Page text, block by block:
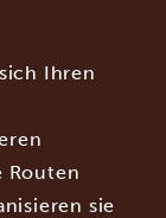
Ihren
Routen
sie